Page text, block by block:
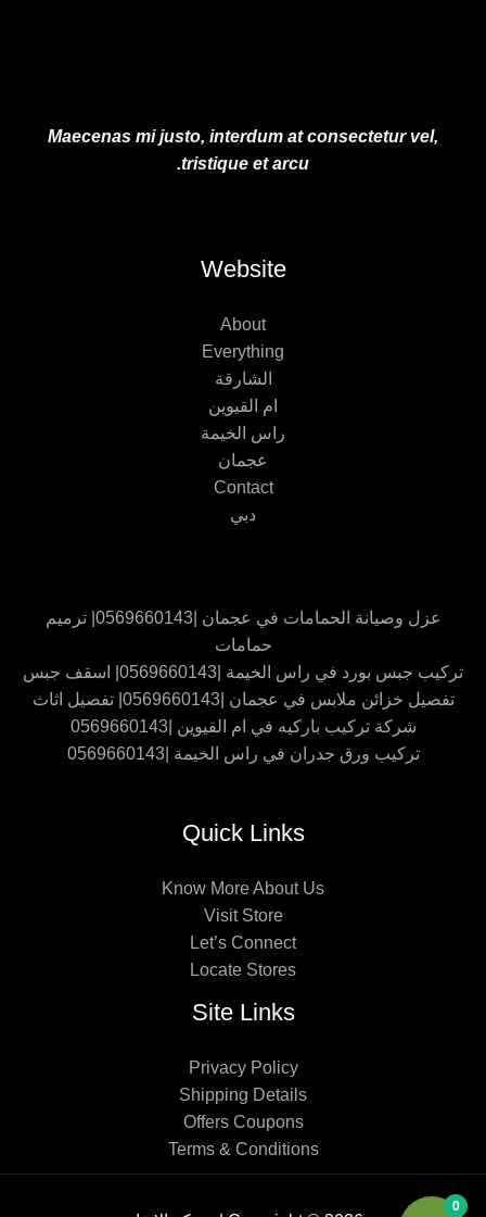
Maecenas mi justo, interdum at consectetur vel,
tristique et arcu.
Website
About
Everything
الشارقة
ام القيوين
راس الخيمة
عجمان
Contact
دبي
عزل وصيانة الحمامات في عجمان |0569660143| ترميم
حمامات
تركيب جبس بورد في راس الخيمة |0569660143| اسقف جبس
تفصيل خزائن ملابس في عجمان |0569660143| تفصيل اثاث
شركة تركيب باركيه في ام القيوين |0569660143
تركيب ورق جدران في راس الخيمة |0569660143
Quick Links
Know More About Us
Visit Store
Let’s Connect
Locate Stores
Site Links
Privacy Policy
Shipping Details
Offers Coupons
Terms & Conditions
0